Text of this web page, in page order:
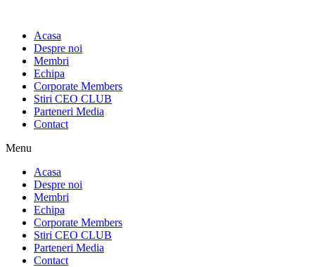
conținutAcasa
Despre noi
Membri
Echipa
Corporate Members
Stiri CEO CLUB
Parteneri Media
Contact
Menu
Acasa
Despre noi
Membri
Echipa
Corporate Members
Stiri CEO CLUB
Parteneri Media
Contact